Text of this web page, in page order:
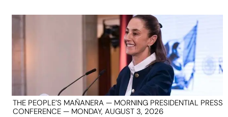
THE PEOPLE’S MAÑANERA — MORNING PRESIDENTIAL PRESS
CONFERENCE — MONDAY, AUGUST 3, 2026